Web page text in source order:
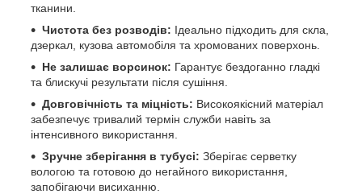
тканини.
Чистота без розводів: Ідеально підходить для скла,
дзеркал, кузова автомобіля та хромованих поверхонь.
Не залишає ворсинок: Гарантує бездоганно гладкі
та блискучі результати після сушіння.
Довговічність та міцність: Високоякісний матеріал
забезпечує тривалий термін служби навіть за
інтенсивного використання.
Зручне зберігання в тубусі: Зберігає серветку
вологою та готовою до негайного використання,
запобігаючи висиханню.